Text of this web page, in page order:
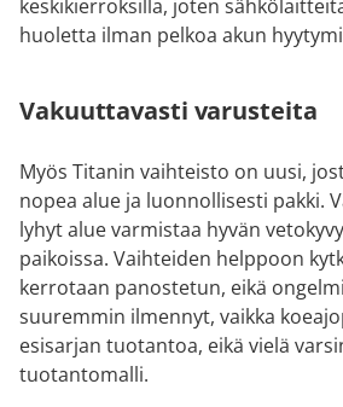
keskikierroksilla, joten
huoletta ilman pelkoa akun
Vakuuttavasti varusteita
Myös Titanin vaihteisto on uusi,
nopea alue ja luonnollisesti pakki.
lyhyt alue varmistaa hyvän
paikoissa. Vaihteiden helppoon
kerrotaan panostetun, eikä
suuremmin ilmennyt, vaikka
esisarjan tuotantoa, eikä vielä
tuotantomalli.